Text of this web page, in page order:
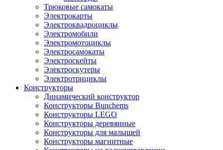
Трюковые самокаты
Электрокарты
Электроквадроциклы
Электромобили
Электромотоциклы
Электросамокаты
Электроскейты
Электроскутеры
Электротрициклы
Конструкторы
Динамический конструктор
Конструкторы Bunchems
Конструкторы LEGO
Конструкторы деревянные
Конструкторы для малышей
Конструкторы магнитные